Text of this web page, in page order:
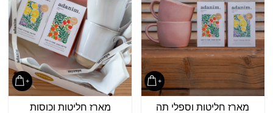
מארז חליטות וספלי תה
מארז חליטות וכוסות